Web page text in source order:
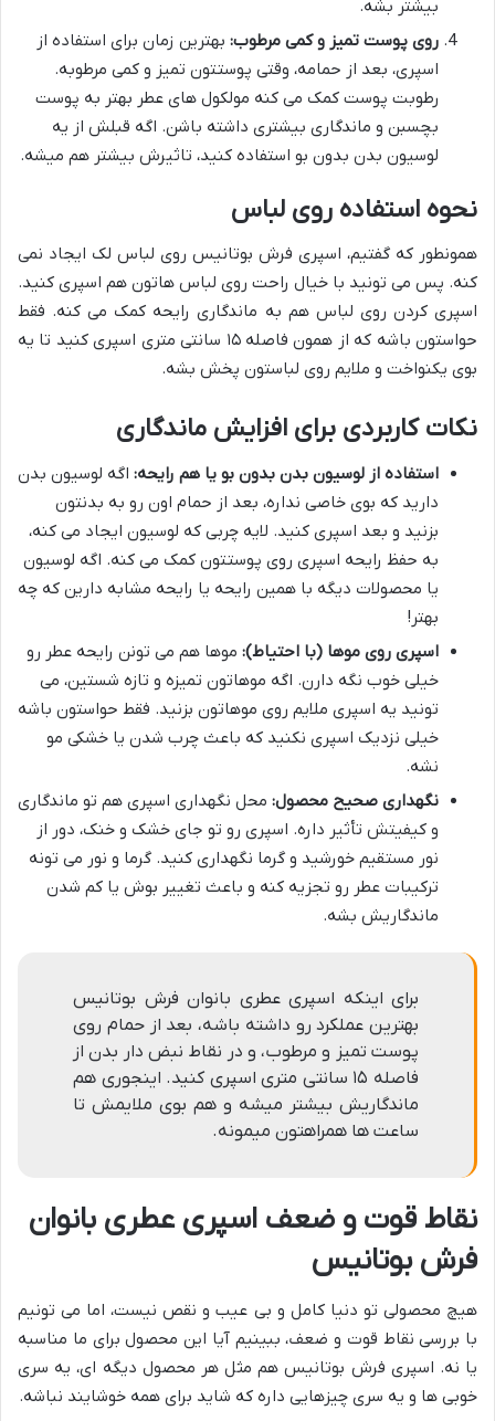
بیشتر بشه.
روی پوست تمیز و کمی مرطوب: بهترین زمان برای استفاده از
اسپری، بعد از حمامه، وقتی پوستتون تمیز و کمی مرطوبه.
رطوبت پوست کمک می کنه مولکول های عطر بهتر به پوست
بچسبن و ماندگاری بیشتری داشته باشن. اگه قبلش از یه
لوسیون بدن بدون بو استفاده کنید، تاثیرش بیشتر هم میشه.
نحوه استفاده روی لباس
همونطور که گفتیم، اسپری فرش بوتانیس روی لباس لک ایجاد نمی
کنه. پس می تونید با خیال راحت روی لباس هاتون هم اسپری کنید.
اسپری کردن روی لباس هم به ماندگاری رایحه کمک می کنه. فقط
حواستون باشه که از همون فاصله ۱۵ سانتی متری اسپری کنید تا یه
بوی یکنواخت و ملایم روی لباستون پخش بشه.
نکات کاربردی برای افزایش ماندگاری
استفاده از لوسیون بدن بدون بو یا هم رایحه: اگه لوسیون بدن
دارید که بوی خاصی نداره، بعد از حمام اون رو به بدنتون
بزنید و بعد اسپری کنید. لایه چربی که لوسیون ایجاد می کنه،
به حفظ رایحه اسپری روی پوستتون کمک می کنه. اگه لوسیون
یا محصولات دیگه با همین رایحه یا رایحه مشابه دارین که چه
بهتر!
اسپری روی موها (با احتیاط): موها هم می تونن رایحه عطر رو
خیلی خوب نگه دارن. اگه موهاتون تمیزه و تازه شستین، می
تونید یه اسپری ملایم روی موهاتون بزنید. فقط حواستون باشه
خیلی نزدیک اسپری نکنید که باعث چرب شدن یا خشکی مو
نشه.
نگهداری صحیح محصول: محل نگهداری اسپری هم تو ماندگاری
و کیفیتش تأثیر داره. اسپری رو تو جای خشک و خنک، دور از
نور مستقیم خورشید و گرما نگهداری کنید. گرما و نور می تونه
ترکیبات عطر رو تجزیه کنه و باعث تغییر بوش یا کم شدن
ماندگاریش بشه.
برای اینکه اسپری عطری بانوان فرش بوتانیس
بهترین عملکرد رو داشته باشه، بعد از حمام روی
پوست تمیز و مرطوب، و در نقاط نبض دار بدن از
فاصله ۱۵ سانتی متری اسپری کنید. اینجوری هم
ماندگاریش بیشتر میشه و هم بوی ملایمش تا
ساعت ها همراهتون میمونه.
نقاط قوت و ضعف اسپری عطری بانوان
فرش بوتانیس
هیچ محصولی تو دنیا کامل و بی عیب و نقص نیست، اما می تونیم
با بررسی نقاط قوت و ضعف، ببینیم آیا این محصول برای ما مناسبه
یا نه. اسپری فرش بوتانیس هم مثل هر محصول دیگه ای، یه سری
خوبی ها و یه سری چیزهایی داره که شاید برای همه خوشایند نباشه.